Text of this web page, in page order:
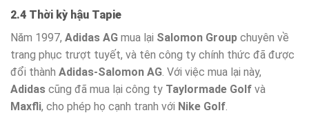
2.4 Thời kỳ hậu Tapie
Năm 1997, Adidas AG mua lại Salomon Group chuyên về
trang phục trượt tuyết, và tên công ty chính thức đã được
đổi thành Adidas-Salomon AG. Với việc mua lại này,
Adidas cũng đã mua lại công ty Taylormade Golf và
Maxfli, cho phép họ cạnh tranh với Nike Golf.